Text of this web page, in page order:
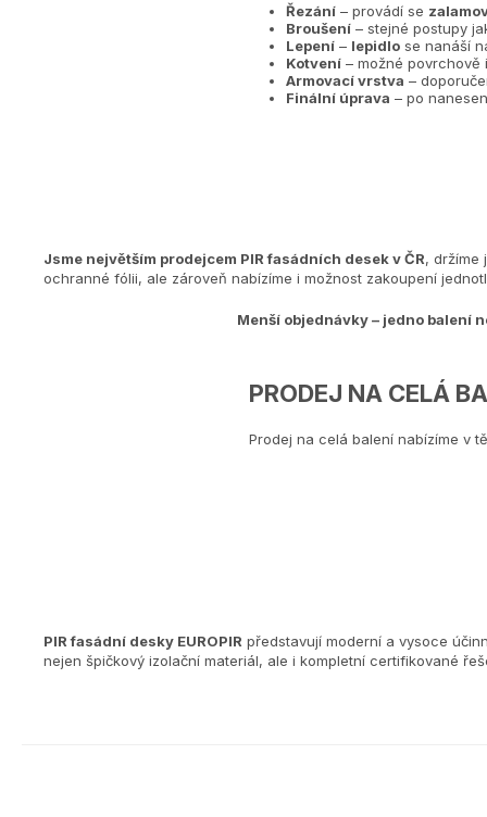
Řezání– provádí se
Broušení– stejné postupy
Lepení– lepidlose nanáší
Kotvení– možné povrchově
Armovací vrstva –
Finální úprava – po
Jsme největším prodejcem PIR fasádních desek v ČR, držíme
ochranné fólii, ale zároveň nabízíme i možnost zakoupení
Menší objednávky – jedno balení
PRODEJ NA CELÁ
Prodej na celá balení nabízíme v
PIR fasádní desky EUROPIR představují moderní a vysoce
nejen špičkový izolační materiál, ale i kompletní certifikované